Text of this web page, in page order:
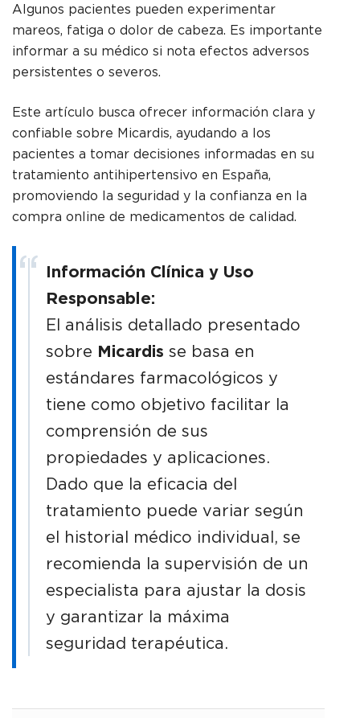
Algunos pacientes pueden experimentar
mareos, fatiga o dolor de cabeza. Es importante
informar a su médico si nota efectos adversos
persistentes o severos.
Este artículo busca ofrecer información clara y
confiable sobre Micardis, ayudando a los
pacientes a tomar decisiones informadas en su
tratamiento antihipertensivo en España,
promoviendo la seguridad y la confianza en la
compra online de medicamentos de calidad.
Información Clínica y Uso
Responsable:
El análisis detallado presentado
sobre Micardis se basa en
estándares farmacológicos y
tiene como objetivo facilitar la
comprensión de sus
propiedades y aplicaciones.
Dado que la eficacia del
tratamiento puede variar según
el historial médico individual, se
recomienda la supervisión de un
especialista para ajustar la dosis
y garantizar la máxima
seguridad terapéutica.